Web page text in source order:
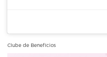
Clube de Benefícios